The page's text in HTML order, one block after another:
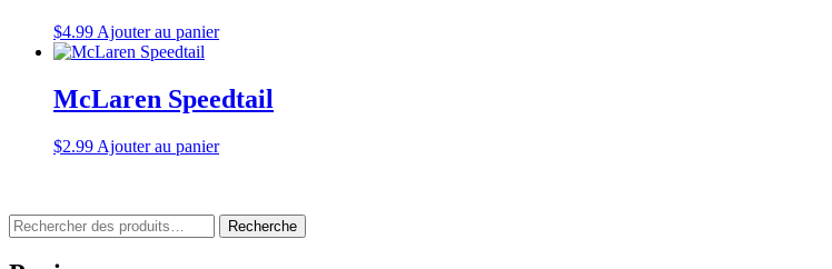
$4.99 Ajouter au panier
McLaren Speedtail
$2.99 Ajouter au panier
Rechercher
:
Recherche